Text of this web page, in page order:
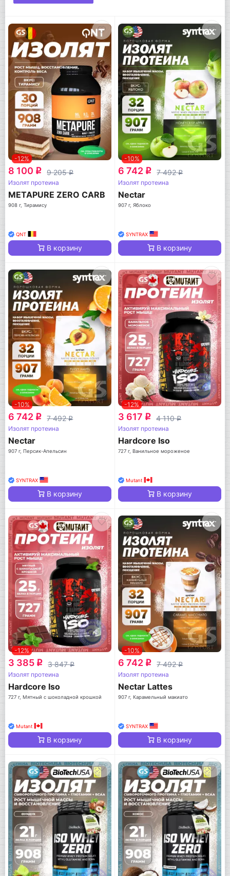
-12%
8 100 q 9 205q
Изолят протеина
METAPURE ZERO CARB
908 г, Тирамису
QNT
В корзину
-10%
6 742 q 7 492q
Изолят протеина
Nectar
907 г, Яблоко
SYNTRAX
В корзину
-10%
6 742 q 7 492q
Изолят протеина
Nectar
907 г, Персик-Апельсин
SYNTRAX
В корзину
-12%
3 617 q 4 110q
Изолят протеина
Hardcore Iso
727 г, Ванильное мороженое
Mutant
В корзину
-12%
3 385 q 3 847q
Изолят протеина
Hardcore Iso
727 г, Мятный с шоколадной крошкой
Mutant
В корзину
-10%
6 742 q 7 492q
Изолят протеина
Nectar Lattes
907 г, Карамельный макиато
SYNTRAX
В корзину